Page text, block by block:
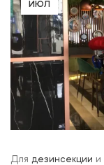
ИЮЛ
Для дезинсекции и